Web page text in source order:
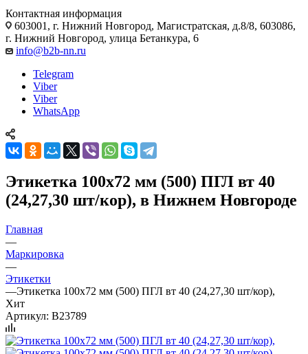
Контактная информация
603001, г. Нижний Новгород, Магистратская, д.8/8, 603086,
г. Нижний Новгород, улица Бетанкура, 6
info@b2b-nn.ru
Telegram
Viber
Viber
WhatsApp
Этикетка 100х72 мм (500) ПГЛ вт 40
(24,27,30 шт/кор), в Нижнем Новгороде
Главная
—
Маркировка
—
Этикетки
—Этикетка 100х72 мм (500) ПГЛ вт 40 (24,27,30 шт/кор),
Хит
Артикул: B23789